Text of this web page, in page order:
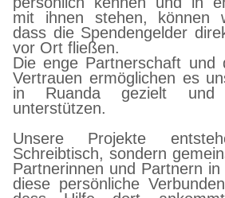
mit ihnen stehen, können
dass die Spendengelder
vor Ort fließen.
Die enge Partnerschaft und
Vertrauen ermöglichen es
in Ruanda gezielt und
unterstützen.
Unsere Projekte
Schreibtisch, sondern
Partnerinnen und Partnern
diese persönliche